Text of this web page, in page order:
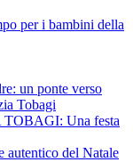
per i bambini della
un ponte verso
Tobagi
Una festa
autentico del Natale